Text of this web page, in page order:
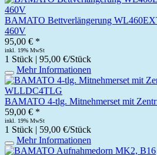
BAMATO Bettverlängerung
460V
95,00 € *
inkl. 19% MwSt
1 Stück | 95,00 €/Stück
Mehr Informationen
BAMATO 4-tlg. Mitnehmerset mit
59,00 € *
inkl. 19% MwSt
1 Stück | 59,00 €/Stück
Mehr Informationen